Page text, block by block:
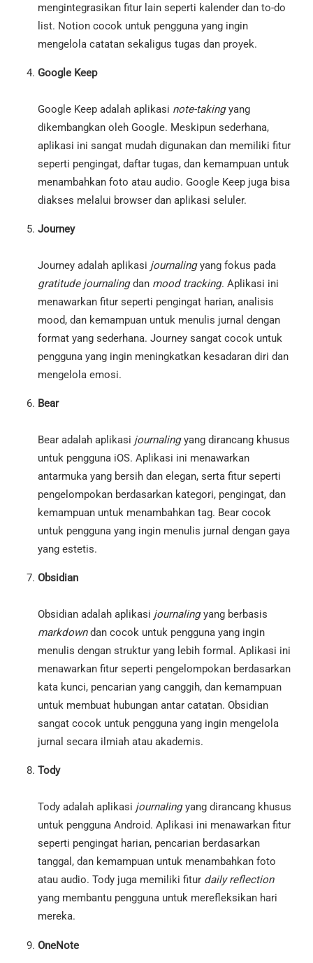
mengintegrasikan fitur lain seperti kalender dan to-do
list. Notion cocok untuk pengguna yang ingin
mengelola catatan sekaligus tugas dan proyek.
Google Keep
Google Keep adalah aplikasi note-takingyang
dikembangkan oleh Google. Meskipun sederhana,
aplikasi ini sangat mudah digunakan dan memiliki fitur
seperti pengingat, daftar tugas, dan kemampuan untuk
menambahkan foto atau audio. Google Keep juga bisa
diakses melalui browser dan aplikasi seluler.
Journey
Journey adalah aplikasi journalingyang fokus pada
gratitude journalingdan mood tracking. Aplikasi ini
menawarkan fitur seperti pengingat harian, analisis
mood, dan kemampuan untuk menulis jurnal dengan
format yang sederhana. Journey sangat cocok untuk
pengguna yang ingin meningkatkan kesadaran diri dan
mengelola emosi.
Bear
Bear adalah aplikasi journalingyang dirancang khusus
untuk pengguna iOS. Aplikasi ini menawarkan
antarmuka yang bersih dan elegan, serta fitur seperti
pengelompokan berdasarkan kategori, pengingat, dan
kemampuan untuk menambahkan tag. Bear cocok
untuk pengguna yang ingin menulis jurnal dengan gaya
yang estetis.
Obsidian
Obsidian adalah aplikasi journalingyang berbasis
markdowndan cocok untuk pengguna yang ingin
menulis dengan struktur yang lebih formal. Aplikasi ini
menawarkan fitur seperti pengelompokan berdasarkan
kata kunci, pencarian yang canggih, dan kemampuan
untuk membuat hubungan antar catatan. Obsidian
sangat cocok untuk pengguna yang ingin mengelola
jurnal secara ilmiah atau akademis.
Tody
Tody adalah aplikasi journalingyang dirancang khusus
untuk pengguna Android. Aplikasi ini menawarkan fitur
seperti pengingat harian, pencarian berdasarkan
tanggal, dan kemampuan untuk menambahkan foto
atau audio. Tody juga memiliki fitur daily reflection
yang membantu pengguna untuk merefleksikan hari
mereka.
OneNote